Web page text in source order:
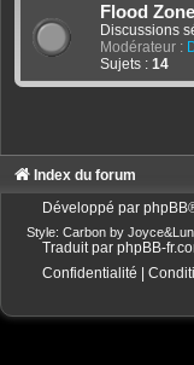
Flood Zone
Discussions
Modérateur :
Sujets : 14
Index du forum
Développé parphpBB
Style: Carbon by
Traduit parphpBB-
Confidentialité |